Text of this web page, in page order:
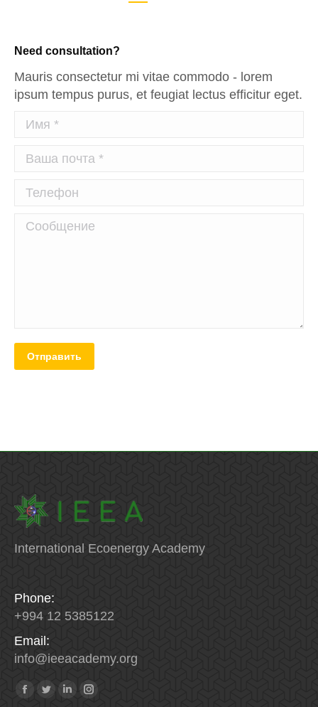
Need consultation?
Mauris consectetur mi vitae commodo - lorem
ipsum tempus purus, et feugiat lectus efficitur eget.
Имя *
Ваша почта *
Телефон
Сообщение
Отправить
International Ecoenergy Academy
Phone:
+994 12 5385122
Email:
info@ieeacademy.org
Найдите нас:
Facebook
TwitterLinkedinInstagram